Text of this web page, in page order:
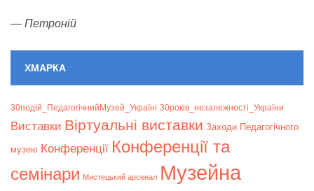
— Петроній
ХМАРКА
30подій_ПедагогічнийМузей_Україні 30років_незалежності_України
Bиставки Віртуальні виставки Заходи Педагогічного
музею Конференції Конференції та
семінари Мистецький арсенал Музейна